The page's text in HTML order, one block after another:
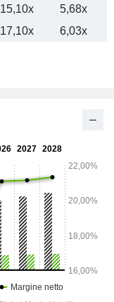
15,10x 5,68x
17,10x 6,03x